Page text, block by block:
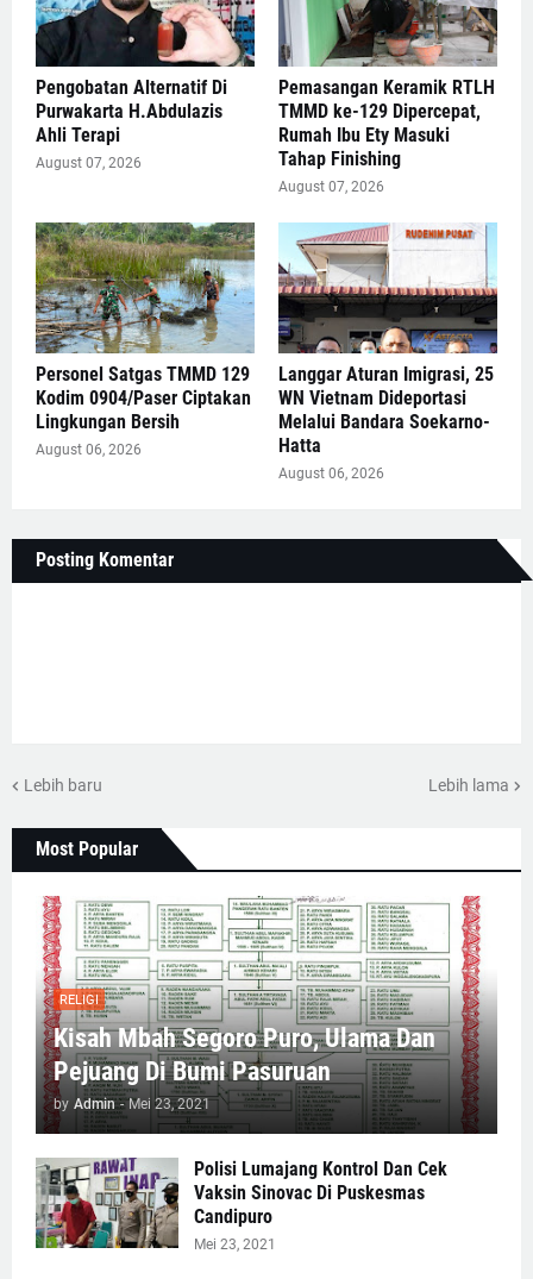
Pengobatan Alternatif Di
Purwakarta H.Abdulazis
Ahli Terapi
August 07, 2026
Pemasangan Keramik RTLH
TMMD ke-129 Dipercepat,
Rumah Ibu Ety Masuki
Tahap Finishing
August 07, 2026
Personel Satgas TMMD 129
Kodim 0904/Paser Ciptakan
Lingkungan Bersih
August 06, 2026
Langgar Aturan Imigrasi, 25
WN Vietnam Dideportasi
Melalui Bandara Soekarno-
Hatta
August 06, 2026
Posting Komentar
Lebih baru Lebih lama
Most Popular
RELIGI
Kisah Mbah Segoro Puro, Ulama Dan
Pejuang Di Bumi Pasuruan
by Admin - Mei 23, 2021
Polisi Lumajang Kontrol Dan Cek
Vaksin Sinovac Di Puskesmas
Candipuro
Mei 23, 2021